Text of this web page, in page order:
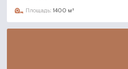
Площадь: 1400 м²